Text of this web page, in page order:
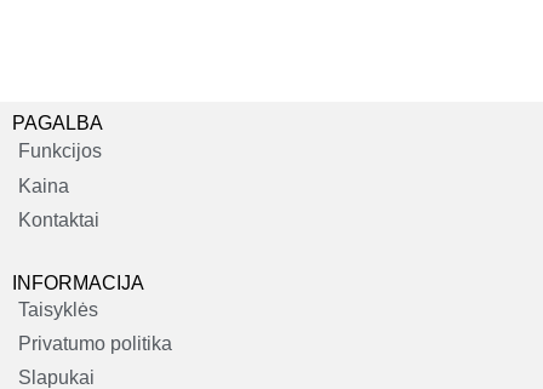
PAGALBA
Funkcijos
Kaina
Kontaktai
INFORMACIJA
Taisyklės
Privatumo politika
Slapukai